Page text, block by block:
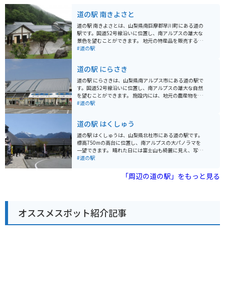
道の駅 南きよさと
道の駅 南きよさとは、山梨県南巨摩郡早川町にある道の
駅です。国道52号線沿いに位置し、南アルプスの雄大な
景色を望むことができます。 地元の特産品を販売する農
産物直売所では、旬の野菜や果物を購入できます。特
料理を楽しむことができます。南アルプスの清流で育っ
たニジマスを使った料理がおすすめです。 バイクツーリ
ングの休憩場所としても最適で、駐車場も広いため安心
して駐車できます。周辺には、温泉施設やキャンプ場な
どもあり、観光拠点としても便利です。
#道の駅
道の駅 にらさき
道の駅 にらさきは、山梨県南アルプス市にある道の駅で
す。国道52号線沿いに位置し、南アルプスの雄大な自然
を望むことができます。 施設内には、地元の農産物をは
じめ、特産品や工芸品などを販売するショップがありま
を使ったそばやうどん、山菜料理などが楽しめます。 バ
イクで訪れる際は、道の駅に併設された駐車場にバイク
専用のスペースがあるので便利です。周辺には、南アル
プスエコーラインや夜叉神峠など、ツーリングに最適な
スポットがたくさんあります。 道の駅 にらさきは、雄大
#道の駅
道の駅 はくしゅう
道の駅 はくしゅうは、山梨県北杜市にある道の駅です。
標高750mの高台に位置し、南アルプスの大パノラマを
一望できます。 晴れた日には富士山も綺麗に見え、写真
撮影や景色を楽しむのに最適なスポットです。地元の特
子などが販売されています。レストランでは、地元の食
材を使った料理を楽しむことができます。 バイクで訪れ
しても、ぜひ立ち寄ってみてください。
#道の駅
「周辺の道の駅」をもっと見る
オススメスポット紹介記事